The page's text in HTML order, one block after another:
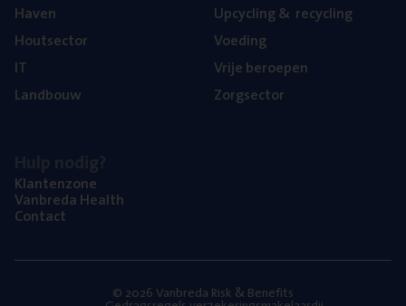
Haven
Hout­sec­tor
IT
Land­bouw
Upcy­cling& recycling
Voe­ding
Vrije beroe­pen
Zorg­sec­tor
Klan­ten­zo­ne
Van­b­re­da Health
Con­tact
© 2026 Vanbreda Risk & Benefits